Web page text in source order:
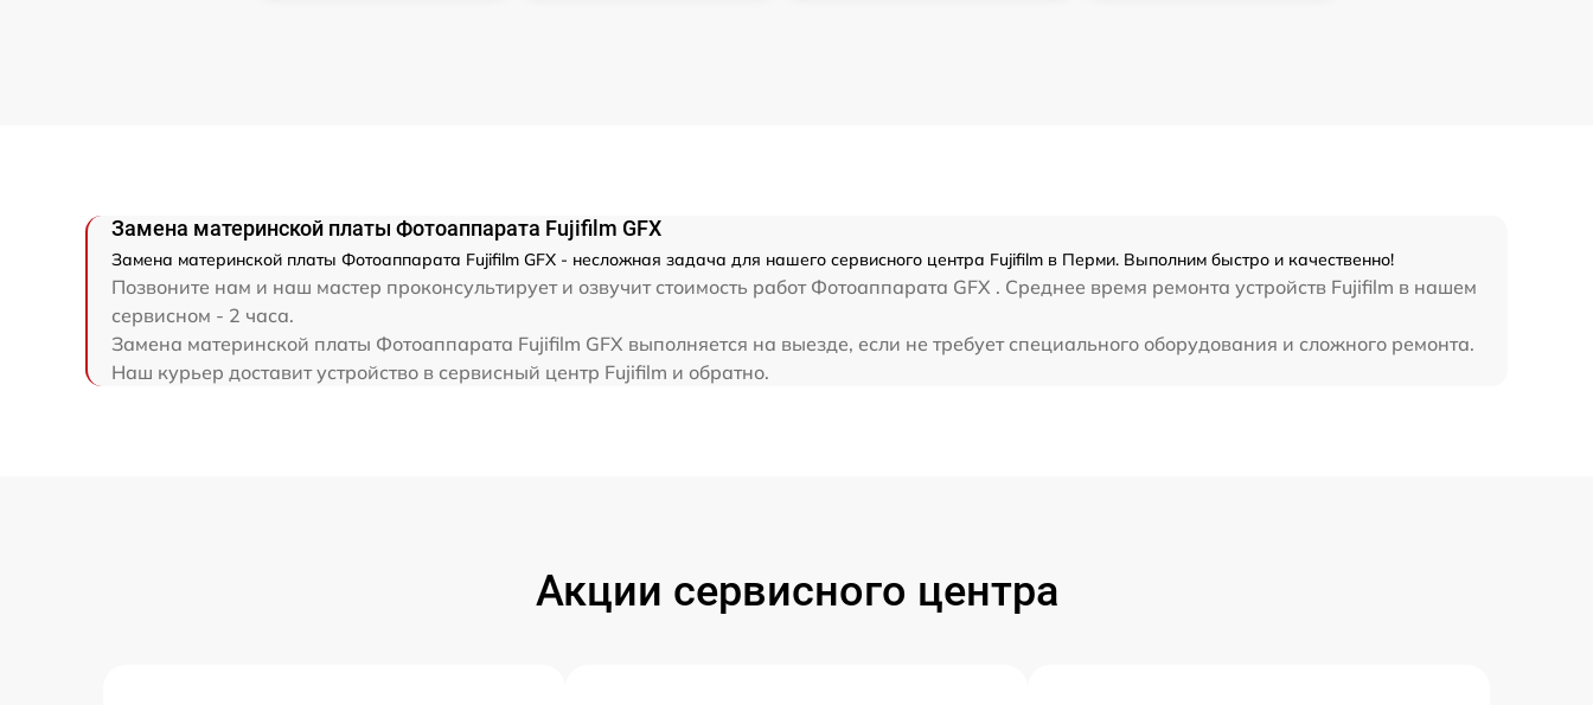
Замена материнской платы Фотоаппарата Fujifilm GFX
Замена материнской платы Фотоаппарата Fujifilm GFX - несложная задача для нашего сервисного центра Fujifilm в Перми. Выполним быстро и качественно!
Позвоните нам и наш мастер проконсультирует и озвучит стоимость работ Фотоаппарата GFX . Среднее время ремонта устройств Fujifilm в нашем
сервисном - 2 часа.
Замена материнской платы Фотоаппарата Fujifilm GFX выполняется на выезде, если не требует специального оборудования и сложного ремонта.
Наш курьер доставит устройство в сервисный центр Fujifilm и обратно.
Акции сервисного центра